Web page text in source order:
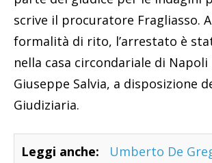
scrive il procuratore Fragliasso.
formalità di rito, l’arrestato è
nella casa circondariale di Napoli
Giuseppe Salvia, a disposizione
Giudiziaria.
Leggi anche:
Umberto De